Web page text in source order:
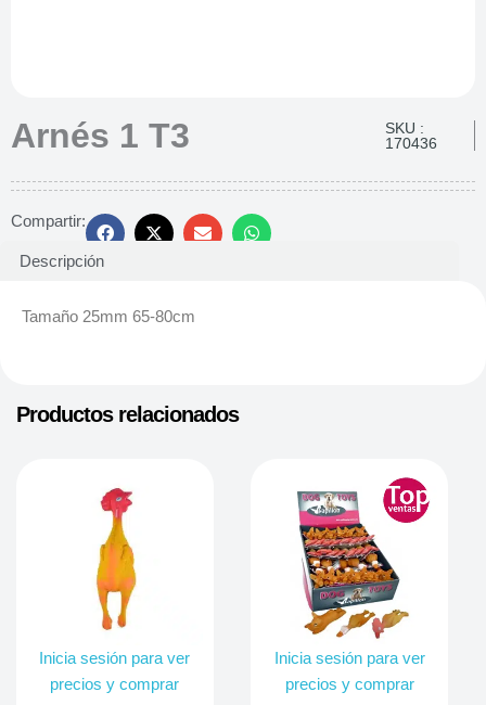
Arnés 1 T3
SKU :
170436
Compartir:
Descripción
Tamaño 25mm 65-80cm
Productos relacionados
Inicia sesión para ver
precios y comprar
Inicia sesión para ver
precios y comprar